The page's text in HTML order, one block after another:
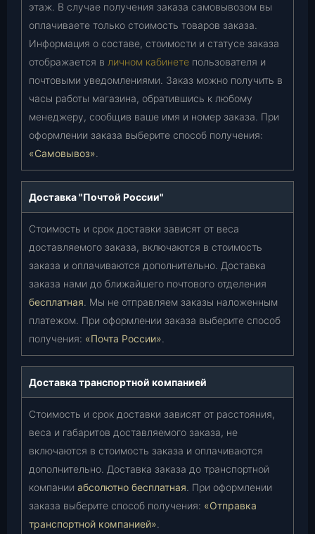
этаж. В случае получения заказа самовывозом вы
оплачиваете только стоимость товаров заказа.
Информация о составе, стоимости и статусе заказа
отображается в личном кабинете пользователя и
почтовыми уведомлениями. Заказ можно получить в
часы работы магазина, обратившись к любому
менеджеру, сообщив ваше имя и номер заказа. При
оформлении заказа выберите способ получения:
«Самовывоз».
Доставка "Почтой России"
Стоимость и срок доставки зависят от веса
доставляемого заказа, включаются в стоимость
заказа и оплачиваются дополнительно. Доставка
заказа нами до ближайшего почтового отделения
бесплатная. Мы не отправляем заказы наложенным
платежом. При оформлении заказа выберите способ
получения: «Почта России».
Доставка транспортной компанией
Стоимость и срок доставки зависят от расстояния,
веса и габаритов доставляемого заказа, не
включаются в стоимость заказа и оплачиваются
дополнительно. Доставка заказа до транспортной
компании абсолютно бесплатная. При оформлении
заказа выберите способ получения: «Отправка
транспортной компанией».